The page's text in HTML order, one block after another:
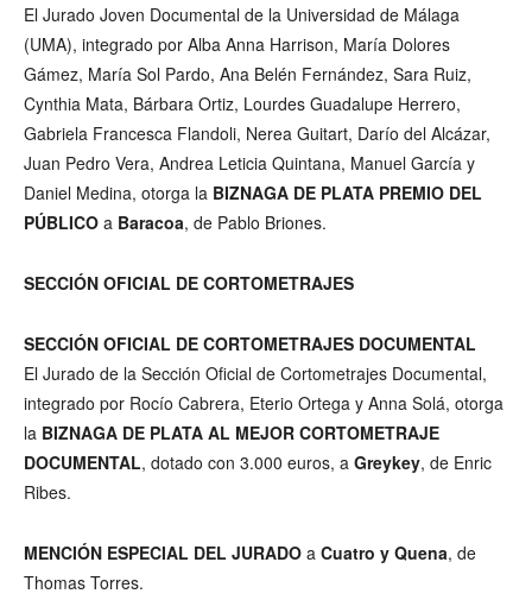
El Jurado Joven Documental de la Universidad de Málaga
(UMA), integrado por Alba Anna Harrison, María Dolores
Gámez, María Sol Pardo, Ana Belén Fernández, Sara Ruiz,
Cynthia Mata, Bárbara Ortiz, Lourdes Guadalupe Herrero,
Gabriela Francesca Flandoli, Nerea Guitart, Darío del Alcázar,
Juan Pedro Vera, Andrea Leticia Quintana, Manuel García y
Daniel Medina, otorga la BIZNAGA DE PLATA PREMIO DEL
PÚBLICO a Baracoa, de Pablo Briones.
SECCIÓN OFICIAL DE CORTOMETRAJES
SECCIÓN OFICIAL DE CORTOMETRAJES DOCUMENTAL
El Jurado de la Sección Oficial de Cortometrajes Documental,
integrado por Rocío Cabrera, Eterio Ortega y Anna Solá, otorga
la BIZNAGA DE PLATA AL MEJOR CORTOMETRAJE
DOCUMENTAL, dotado con 3.000 euros, a Greykey, de Enric
Ribes.
MENCIÓN ESPECIAL DEL JURADO a Cuatro y Quena, de
Thomas Torres.